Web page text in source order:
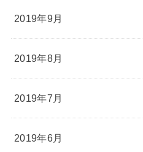
2019年9月
2019年8月
2019年7月
2019年6月